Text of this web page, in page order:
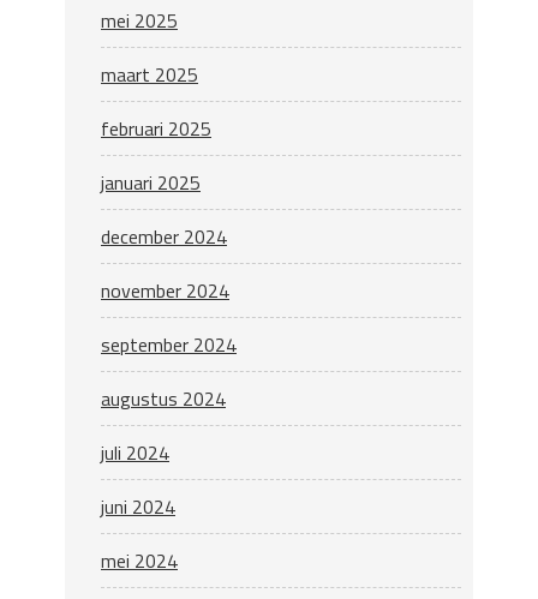
mei 2025
maart 2025
februari 2025
januari 2025
december 2024
november 2024
september 2024
augustus 2024
juli 2024
juni 2024
mei 2024